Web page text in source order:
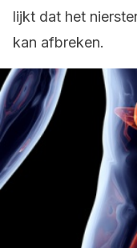
lijkt dat het
kan afbreken.